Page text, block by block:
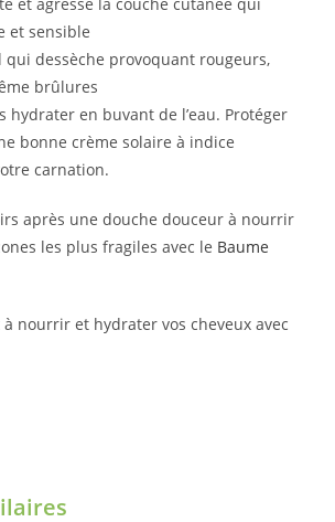
et sensible
qui dessèche provoquant rougeurs,
brûlures
hydrater en buvant de l’eau. Protéger
bonne crème solaire à indice
carnation.
après une douche douceur à nourrir
les plus fragiles avec le Baume
à nourrir et hydrater vos cheveux avec